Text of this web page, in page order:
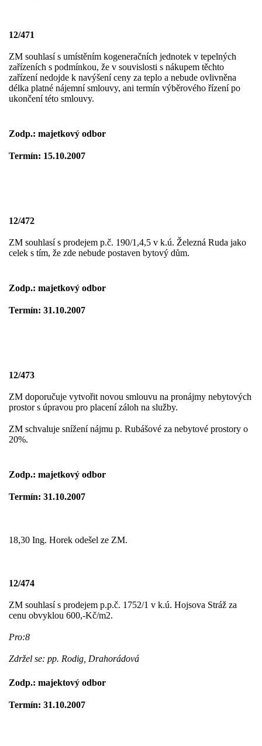
12/471
ZM souhlasí s umístěním kogeneračních jednotek v tepelných
zařízeních s podmínkou, že v souvislosti s nákupem těchto
zařízení nedojde k navýšení ceny za teplo a nebude ovlivněna
délka platné nájemní smlouvy, ani termín výběrového řízení po
ukončení této smlouvy.
Zodp.: majetkový odbor
Termín: 15.10.2007
12/472
ZM souhlasí s prodejem p.č. 190/1,4,5 v k.ú. Železná Ruda jako
celek s tím, že zde nebude postaven bytový dům.
Zodp.: majetkový odbor
Termín: 31.10.2007
12/473
ZM doporučuje vytvořit novou smlouvu na pronájmy nebytových
prostor s úpravou pro placení záloh na služby.
ZM schvaluje snížení nájmu p. Rubášové za nebytové prostory o
20%.
Zodp.: majetkový odbor
Termín: 31.10.2007
18,30 Ing. Horek odešel ze ZM.
12/474
ZM souhlasí s prodejem p.p.č. 1752/1 v k.ú. Hojsova Stráž za
cenu obvyklou 600,-Kč/m2.
Pro:8
Zdržel se: pp. Rodig, Drahorádová
Zodp.: majektový odbor
Termín: 31.10.2007